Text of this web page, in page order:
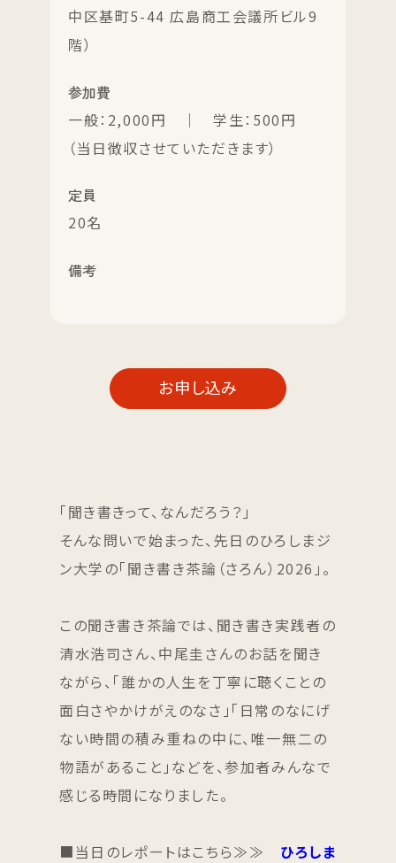
中区基町5-44 広島商工会議所ビル9
階）
参加費
一般：2,000円 ｜ 学生：500円
（当日徴収させていただきます）
定員
20名
備考
お申し込み
「聞き書きって、なんだろう？」
そんな問いで始まった、先日のひろしまジ
ン大学の「聞き書き茶論（さろん）2026」。
この聞き書き茶論では、聞き書き実践者の
清水浩司さん、中尾圭さんのお話を聞き
ながら、「誰かの人生を丁寧に聴くことの
面白さやかけがえのなさ」「日常のなにげ
ない時間の積み重ねの中に、唯一無二の
物語があること」などを、参加者みんなで
感じる時間になりました。
■当日のレポートはこちら≫≫ ひろしま